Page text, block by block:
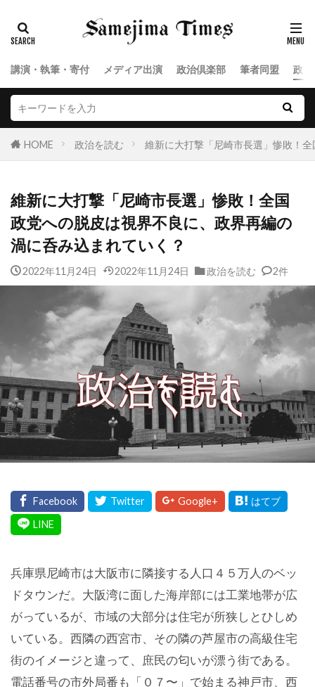
講演・執筆・寄付 メディア出演 政治倶楽部 筆者同盟 政
HOME 政治を読む 維新に大打撃「尼崎市長選」惨敗！
維新に大打撃「尼崎市長選」惨敗！全国
政党への脱皮は視界不良に、政界再編の
渦に呑み込まれていく？
2022年11月24日 2022年11月24日 政治を読む 2件
兵庫県尼崎市は大阪市に隣接する人口４５万人のベッ
ドタウンだ。大阪湾に面した海岸部には工業地帯が広
がっているが、市域の大部分は住宅が所狭しとひしめ
いている。西隣の西宮市、その隣の芦屋市の高級住宅
街のイメージと違って、庶民の匂いが漂う街である。
電話番号の市外局番も「０７〜」で始まる神戸市、西